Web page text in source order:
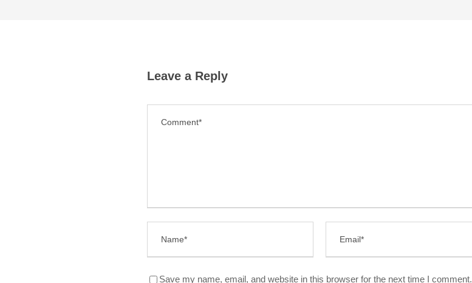
Leave a Reply
Save my name, email, and website in this browser for the next time I comment.